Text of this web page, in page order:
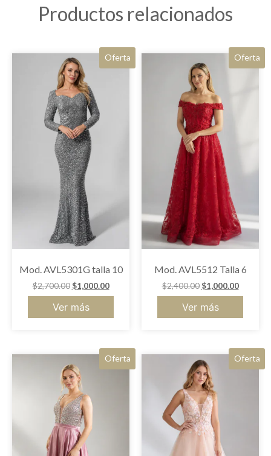
Productos relacionados
Oferta
Mod. AVL5301G talla 10
$2,700.00 $1,000.00
Ver más
Oferta
Mod. AVL5512 Talla 6
$2,400.00 $1,000.00
Ver más
Oferta Oferta